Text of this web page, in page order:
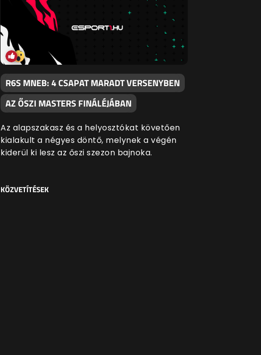
R6S MNEB: 4 CSAPAT MARADT VERSENYBEN
AZ ŐSZI MASTERS FINÁLÉJÁBAN
Az alapszakasz és a helyosztókat követően
kialakult a négyes döntő, melynek a végén
kiderül ki lesz az őszi szezon bajnoka.
KÖZVETÍTÉSEK